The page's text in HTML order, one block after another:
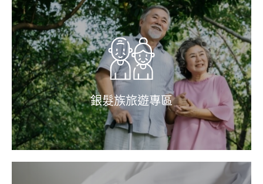
銀髮族旅遊專區